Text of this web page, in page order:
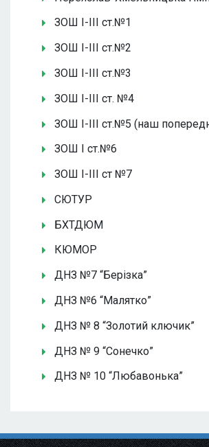
ЗОШ І-ІІІ ст.№1
ЗОШ І-ІІІ ст.№2
ЗОШ І-ІІІ ст.№3
ЗОШ І-ІІІ ст. №4
ЗОШ І-ІІІ ст.№5 (наш
ЗОШ І ст.№6
ЗОШ І-ІІІ ст №7
СЮТУР
БХТДЮМ
КЮМОР
ДНЗ №7 “Берізка”
ДНЗ №6 “Малятко”
ДНЗ № 8 “Золотий ключик”
ДНЗ № 9 “Сонечко”
ДНЗ № 10 “Любавонька”